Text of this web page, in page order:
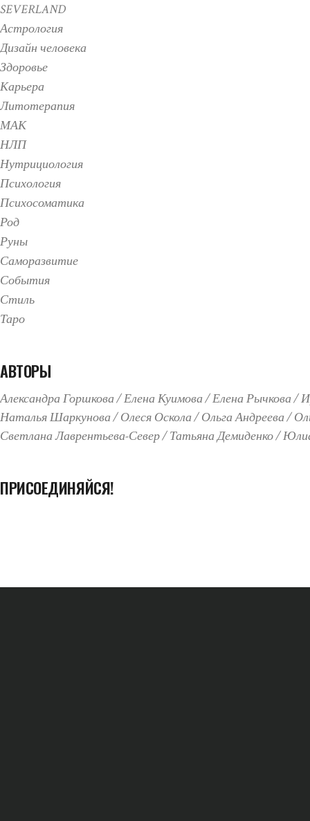
SEVERLAND
Астрология
Дизайн человека
Здоровье
Карьера
Литотерапия
МАК
НЛП
Нутрициология
Психология
Психосоматика
Род
Руны
Саморазвитие
События
Стиль
Таро
АВТОРЫ
Александра Горшкова Елена Куимова Елена Рычкова
Наталья Шаркунова
Олеся Оскола Ольга Андреева
Светлана Лаврентьева-Север
Татьяна Демиденко
ПРИСОЕДИНЯЙСЯ!